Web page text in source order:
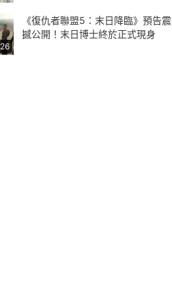
《復仇者聯盟5：末日降臨》預告震
撼公開！末日博士終於正式現身